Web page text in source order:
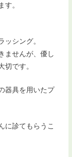
。
ッシング。
ませんが、優し
切です。
器具を用いたプ
に診てもらうこ